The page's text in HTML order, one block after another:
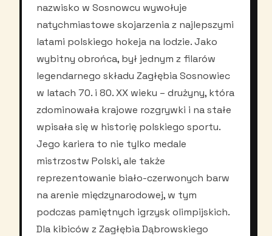
nazwisko w Sosnowcu wywołuje
natychmiastowe skojarzenia z najlepszymi
latami polskiego hokeja na lodzie. Jako
wybitny obrońca, był jednym z filarów
legendarnego składu Zagłębia Sosnowiec
w latach 70. i 80. XX wieku – drużyny, która
zdominowała krajowe rozgrywki i na stałe
wpisała się w historię polskiego sportu.
Jego kariera to nie tylko medale
mistrzostw Polski, ale także
reprezentowanie biało-czerwonych barw
na arenie międzynarodowej, w tym
podczas pamiętnych igrzysk olimpijskich.
Dla kibiców z Zagłębia Dąbrowskiego